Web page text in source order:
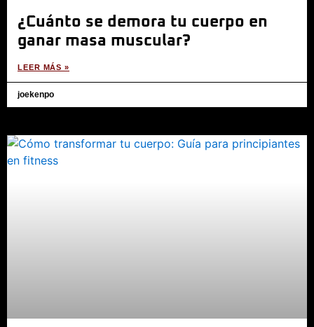
¿Cuánto se demora tu cuerpo en
ganar masa muscular?
LEER MÁS »
joekenpo